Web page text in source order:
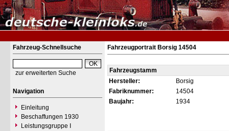
Fahrzeug-Schnellsuche
zur erweiterten Suche
Navigation
Einleitung
Beschaffungen 1930
Leistungsgruppe I
Fahrzeugportrait Borsig 14504
Fahrzeugstamm
Hersteller:
Borsig
Fabriknummer:
14504
Baujahr:
1934